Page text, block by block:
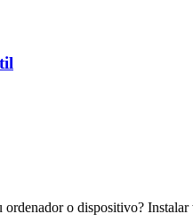
o dispositivo?